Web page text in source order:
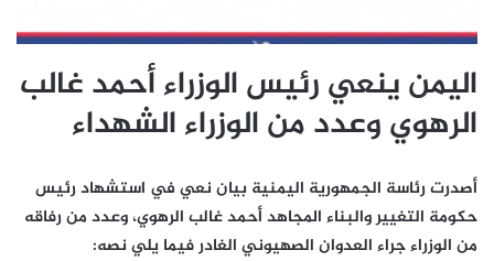
اليمن ينعي رئيس الوزراء أحمد غالب
الرهوي وعدد من الوزراء الشهداء
أصدرت رئاسة الجمهورية اليمنية بيان نعي في استشهاد رئيس
حكومة التغيير والبناء المجاهد أحمد غالب الرهوي، وعدد من رفاقه
من الوزراء جراء العدوان الصهيوني الغادر فيما يلي نصه: